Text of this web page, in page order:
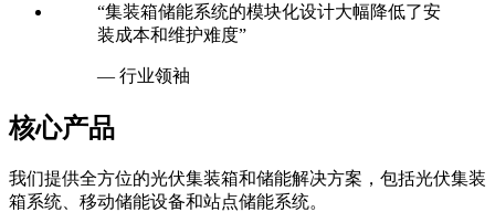
“集装箱储能系统的模块化设计大幅降低了安
装成本和维护难度”
— 行业领袖
核心产品
我们提供全方位的光伏集装箱和储能解决方案，包括光伏集装
箱系统、移动储能设备和站点储能系统。